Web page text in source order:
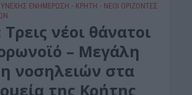
ΕΝΗΜΕΡΩΣΗ • ΚΡΗΤΗ • ΝΕΟΙ ΟΡΙΖΟΝΤΕΣ
νέοι θάνατοι
– Μεγάλη
νοσηλειών στα
της Κρήτης